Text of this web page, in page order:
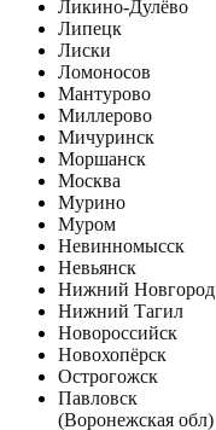
Ликино-Дулёво
Липецк
Лиски
Ломоносов
Мантурово
Миллерово
Мичуринск
Моршанск
Москва
Мурино
Муром
Невинномысск
Невьянск
Нижний Новгород
Нижний Тагил
Новороссийск
Новохопёрск
Острогожск
Павловск
(Воронежская обл)